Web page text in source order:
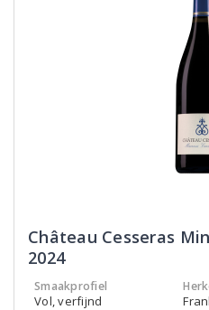
Château Cesseras
2024
Smaakprofiel
Vol, verfijnd